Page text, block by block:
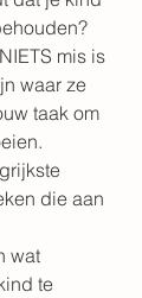
mis is
waar ze
taak om
die aan
wat
te